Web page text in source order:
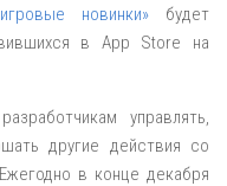
новинки»будет
в App Store на
управлять,
другие действия со
в конце декабря